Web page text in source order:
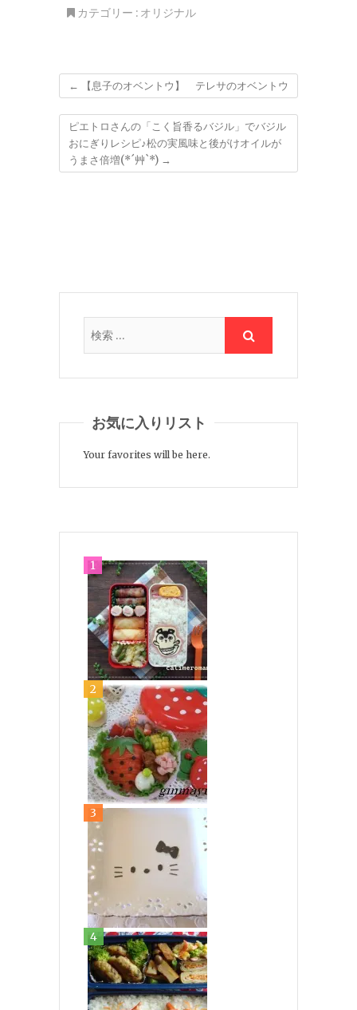
カテゴリー : オリジナル
← 【息子のオベントウ】 テレサのオベントウ
ピエトロさんの「こく旨香るバジル」でバジル
おにぎりレシピ♪松の実風味と後がけオイルが
うまさ倍増(*´艸`*) →
お気に入りリスト
Your favorites will be here.